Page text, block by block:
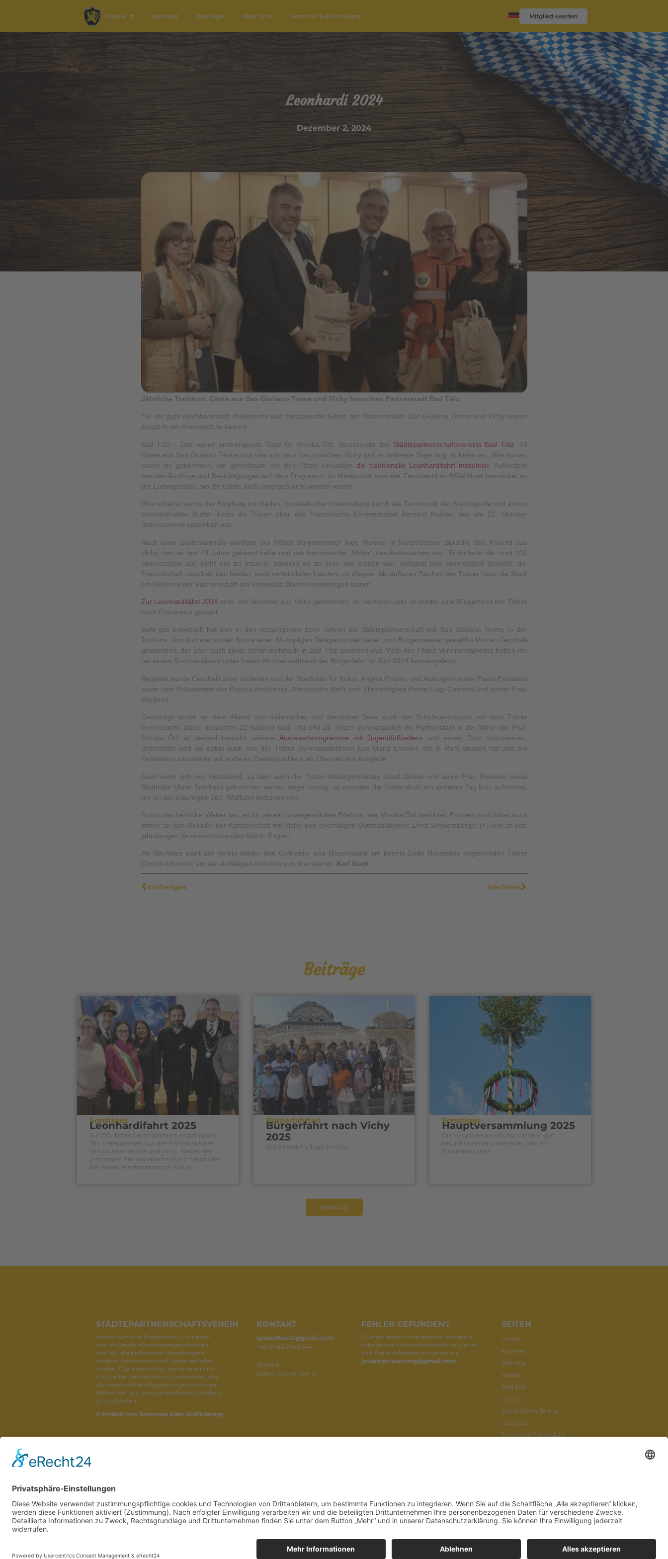
Städte Kontakt Beiträge Über Uns Termine & Formulare Mitglied werden
Leonhardi 2024
Dezember 2, 2024
Jährliche Tradition: Gäste aus San Giuliano Terme und Vichy besuchen Partnerstadt Bad Tölz
Für die gute Nachbarschaft: Italienische und französische Gäste der Partnerstädte San Giuliano Terme und Vichy waren
jüngst in der Kreisstadt zu besuch.
Bad Tölz – Das waren anstrengende Tage für Monika Öttl, Vorsitzende des Städtepartnerschaftsvereins Bad Tölz . 43
Gäste aus San Giuliano Terme und vier aus dem französischen Vichy galt es mehrere Tage lang zu betreuen. Wie immer,
waren sie gekommen, um gemeinsam mit den Tölzer Freunden die traditionelle Leonhardifahrt mitzufeier. Außerdem
standen Ausflüge und Besichtigungen auf dem Programm, im Mittelpunkt aber der Festabend im BSW-Hotel Isarwinkel an
der Ludwigstraße, wo die Gäste auch untergebracht worden waren.
Überschattet wurde der Empfang mit Reden, musikalischer Unterhaltung durch die Tanzlmusik der Stadtkapelle und einem
schmackhaften Buffet durch die Trauer über das französische Ehrenmitglied Bernard Kajdan, der am 22. Oktober
überraschend gestorben war.
Nach einer Gedenkminute würdigte der Tölzer Bürgermeister Ingo Mehner in französischer Sprache den Freund aus
Vichy, den er fast 40 Jahre gekannt habe und der französische „Motor“ des Austausches war. Er forderte die rund 100
Anwesenden auf, nicht nur zu trauern, sondern so zu sein, wie Kajdan war, polyglott und unermüdlich bemüht, die
Freundschaft zwischen den beiden, einst verfeindeten Ländern zu pflegen. Als äußeres Zeichen der Trauer hatte die Stadt
am Denkmal der Partnerschaft am Vichyplatz Blumen niederlegen lassen.
Zur Leonhardifahrt 2024 sind vier Vertreter aus Vichy gekommen, im nächsten Jahr ist wieder eine Bürgerfahrt der Tölzer
nach Frankreich geplant.
Sehr gut entwickelt hat sich in den vergangenen zehn Jahren die Städtepartnerschaft mit San Giuliano Terme in der
Toskana. Von dort war an der Spitze einer 43-köpfigen Delegation der heuer zum Bürgermeister gewählte Matteo Cecchelli
gekommen, der aber auch zuvor schon mehrfach in Bad Tölz gewesen war. Viele der Tölzer Vereinsmitglieder hatten ihn
bei einem Sommerabend unter freiem Himmel während der Bürgerfahrt im Juni 2024 kennengelernt.
Begleitet wurde Cecchelli unter anderem von der Stadträtin für Kultur, Angela Pisano, und Altbürgermeister Paolo Panattoni
sowie vom Präsidenten der Publica Assistenza, Allessandro Betti, und Ehrenmitglied Pierre-Luigi Chelossi und seiner Frau
Marilena.
Gewürdigt wurde an dem Abend von italienischer und deutscher Seite auch der Schüleraustausch mit dem Tölzer
Gymnasium. Dabei besuchten 22 Italiener Bad Tölz und 22 Tölzer Gymnasiasten die Partnerstadt in der Nähe von Pisa.
Monika Öttl ist derweil bemüht, weitere Austauschprogramme mit Jugendfußballern und einem Chor umzusetzen.
Unterstützt wird sie dabei auch von der Tölzer Gymnasiallehrerin Eva Maria Emmler, die in Rom studiert hat und am
Festabend zusammen mit anderen Zweitsprachlern als Übersetzerin fungierte.
Auch wenn sich der Festabend, zu dem auch der Tölzer Altbürgermeister Josef Janker und seine Frau Romane sowie
Stadträtin Ulrike Bomhard gekommen waren, lange hinzog, so mussten die Gäste doch am anderen Tag früh aufstehen,
um an der prächtigen 167. Wallfahrt teilzunehmen.
Durch das herrliche Wetter war es für sie ein unvergessliches Erlebnis, wie Monika Öttl berichtet. Erinnert wird dabei auch
immer an den Gründer der Partnerschaft mit Vichy, den ehemaligen Gymnasiallehrer Ernst Schweinberger (†) und an den
jahrelangen Vereinsvorsitzenden Martin Englert.
Als Nächstes plant der Verein wieder den Glühwein- und Maronistand am bereits Ende November beginnenden Tölzer
Christkindlmarkt, um die vielfältigen Aktivitäten zu finanzieren.
Karl Bock
Vorheriges Nächstes
Beiträge
Sonstiges
Leonhardifahrt 2025
Zur 170. Tölzer Leonhardifahrt empfing Bad
Tölz Delegationen aus den Partnerstädten
San Giuliano Terme und Vichy. Neben der
prächtigen Pferdewallfahrt stand besonders
die Völkerverständigung im Fokus.
Bürgerfahrten
Bürgerfahrt nach Vichy
2025
Erlebnisreiche Tage in Vichy
Sonstiges
Hauptversammlung 2025
Die Hauptversammlung war sehr gut
besucht und fand wie jedes Jahr im
Binderbräu statt.
BEITRÄGE
STÄDTEPARTNERSCHAFTSVEREIN
Unser Name ist Programm: Wir haben
uns im Verein zusammengeschlossen,
weil wir die politischen Beziehungen
unserer Kommunen mit Leben erfüllen
wollen. Dazu gehört es, die sozialen und
kulturellen Verhältnisse zu verstehen und
die persönlichen Begegnungen zwischen
Menschen aus unterschiedlichen Ländern
zu verstärken.
© Erstellt von Johannes Eder Grafikdesign
KONTAKT
spvbadtoelz@gmail.com
+49 8042 9740044
Blaika 8
83646 Wackersberg
FEHLER GEFUNDEN?
Du hast einen Anzeigefehler entdeckt,
oder etwas funktioniert nicht so wie es
soll. Dann schreibe mir gerne an:
je.design.wartung@gmail.com
SEITEN
Home
Kontakt
Beiträge
Städte
Bad Tölz
Vichy
San Giuliano Terme
Über Uns
Termine & Formulare
Cookie-Einstellungen